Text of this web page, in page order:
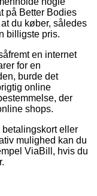
på Better Bodies
du køber, således
billigste pris.
en internet
for en
burde det
online
der
shops.
eller
mulighed kan du
ViaBill, hvis du